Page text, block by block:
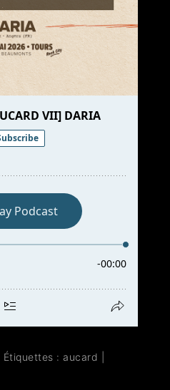
Étiquettes : aucard